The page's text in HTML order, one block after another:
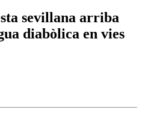
sevillana arriba
diabòlica en vies